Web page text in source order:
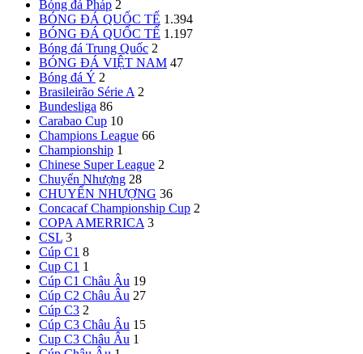
Bóng đá Pháp 2
BÓNG ĐÁ QUỐC TẾ 1.394
BÓNG ĐÁ QUỐC TẾ 1.197
Bóng đá Trung Quốc 2
BÓNG ĐÁ VIỆT NAM 47
Bóng đá Ý 2
Brasileirão Série A 2
Bundesliga 86
Carabao Cup 10
Champions League 66
Championship 1
Chinese Super League 2
Chuyển Nhượng 28
CHUYỂN NHƯỢNG 36
Concacaf Championship Cup 2
COPA AMERRICA 3
CSL 3
Cúp C1 8
Cup C1 1
Cúp C1 Châu Âu 19
Cúp C2 Châu Âu 27
Cúp C3 2
Cúp C3 Châu Âu 15
Cup C3 Châu Âu 1